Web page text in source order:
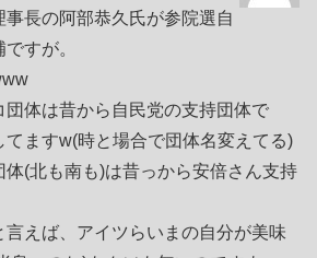
長の阿部恭久氏が参院選自
すが。
団体は昔から自民党の支持団体で
てますw(時と場合で団体名変えてる)
体(北も南も)は昔っから安倍さん支持
言えば、アイツらいまの自分が美味